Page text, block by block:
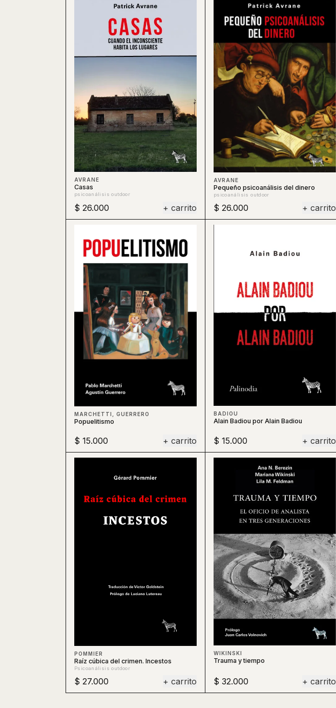
AVRANE
Casas
psicoanálisis outdoor
$ 26.000 + carrito
AVRANE
Pequeño psicoanálisis del dinero
psicoanálisis outdoor
$ 26.000 + carrito
MARCHETTI, GUERRERO
Popuelitismo
$ 15.000 + carrito
BADIOU
Alain Badiou por Alain Badiou
$ 15.000 + carrito
POMMIER
Raíz cúbica del crimen. Incestos
Psicoanálisis outdoor
$ 27.000 + carrito
WIKINSKI
Trauma y tiempo
$ 32.000 + carrito